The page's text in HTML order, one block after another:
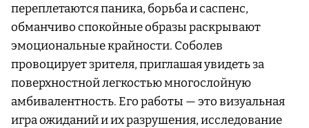
переплетаются паника, борьба и саспенс,
обманчиво спокойные образы раскрывают
эмоциональные крайности. Соболев
провоцирует зрителя, приглашая увидеть за
поверхностной легкостью многослойную
амбивалентность. Его работы — это визуальная
игра ожиданий и их разрушения, исследование